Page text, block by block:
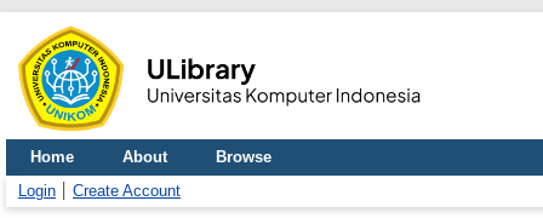
Home About
Browse
Login
Create Account